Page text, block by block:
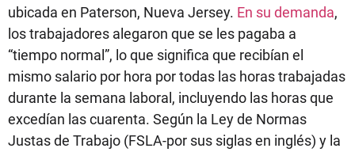
ubicada en Paterson, Nueva Jersey. En su demanda,
los trabajadores alegaron que se les pagaba a
“tiempo normal”, lo que significa que recibían el
mismo salario por hora por todas las horas trabajadas
durante la semana laboral, incluyendo las horas que
excedían las cuarenta. Según la Ley de Normas
Justas de Trabajo (FSLA-por sus siglas en inglés) y la